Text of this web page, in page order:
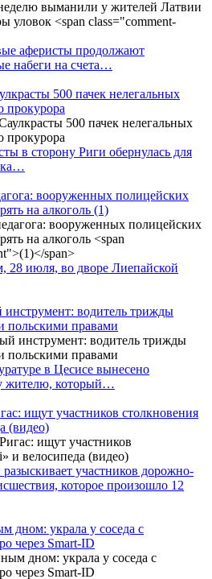
аферисты продолжают
набеги на счета…
500 пачек нелегальных
прокурора
в сторону Риги обернулась для
вооруженных полицейских
на алкоголь (1)
28 июля, во дворе Лиепайской
водитель трижды
польскими правами
в Цесисе вынесено
жителю, который…
ищут участников столкновения
(видео)
участников дорожно-
которое произошло 12
дном: украла у соседа с
через Smart-ID